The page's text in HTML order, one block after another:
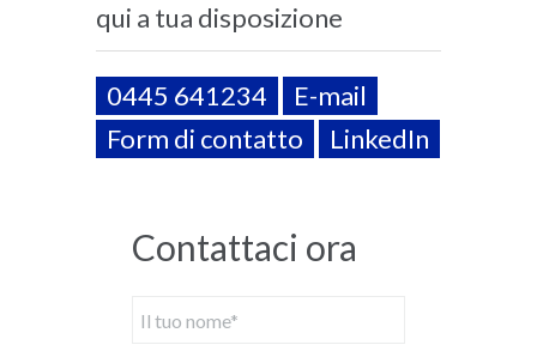
qui a tua disposizione
0445 641234
E-mail
Form di contatto
LinkedIn
Contattaci ora